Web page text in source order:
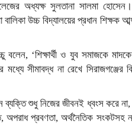
অধ্যক্ষ সুলতানা সালমা
উচ্চ বিদ্যালয়ের প্রধান শিক্ষক
বলেন, ‘শিক্ষার্থী ও যুব সমাজকে
সীমাবদ্ধ না রেখে সিরাজগঞ্জের
ব্যক্তি শুধু নিজের জীবনই ধ্বংস করে
অপরাধ প্রবণতা, অর্থনৈতিক সংকটসহ